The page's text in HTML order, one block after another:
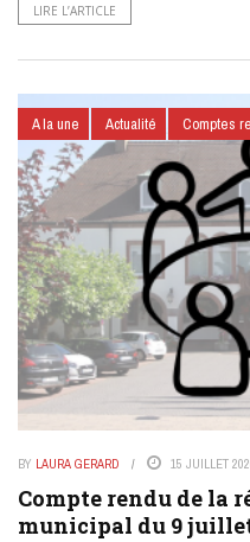
LIRE L’ARTICLE
A la une Actualité Comptes
BY LAURA GERARD 15 JUILLET
Compte rendu de la
municipal du 9